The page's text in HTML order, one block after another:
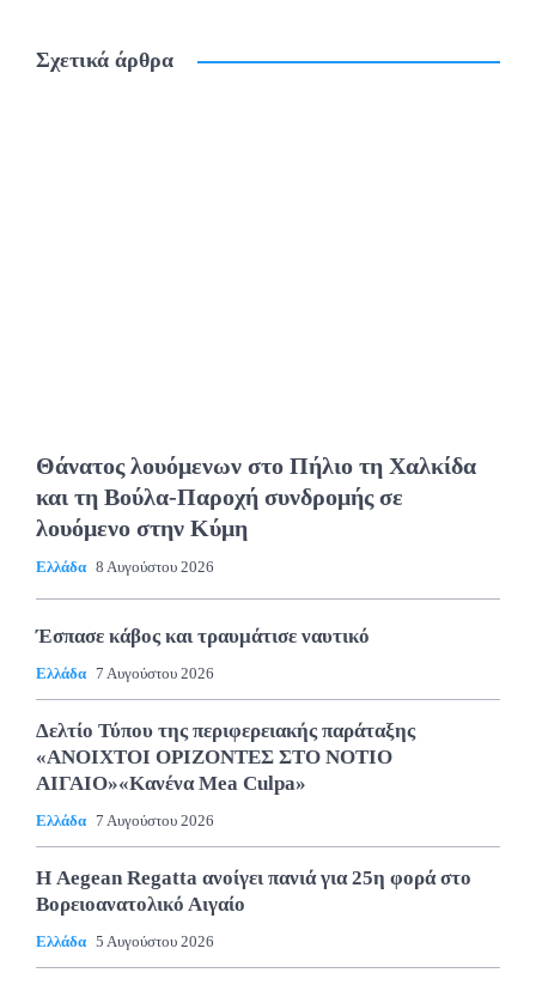
Σχετικά άρθρα
Θάνατος λουόμενων στο Πήλιο τη Χαλκίδα
και τη Βούλα-Παροχή συνδρομής σε
λουόμενο στην Κύμη
Ελλάδα 8 Αυγούστου 2026
Έσπασε κάβος και τραυμάτισε ναυτικό
Ελλάδα 7 Αυγούστου 2026
Δελτίο Τύπου της περιφερειακής παράταξης
«ΑΝΟΙΧΤΟΙ ΟΡΙΖΟΝΤΕΣ ΣΤΟ ΝΟΤΙΟ
ΑΙΓΑΙΟ»«Κανένα Mea Culpa»
Ελλάδα 7 Αυγούστου 2026
Η Aegean Regatta ανοίγει πανιά για 25η φορά στο
Βορειοανατολικό Αιγαίο
Ελλάδα 5 Αυγούστου 2026